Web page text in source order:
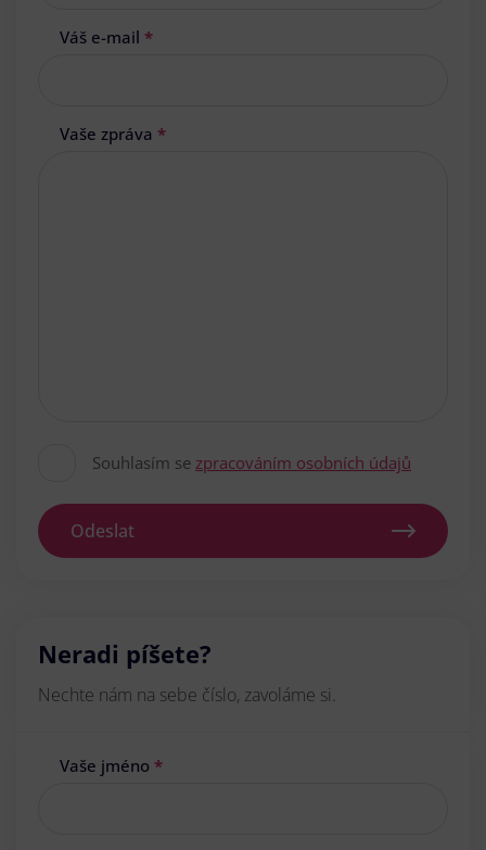
Váš e-mail *
Vaše zpráva *
Souhlasím se zpracováním osobních údajů
Odeslat
Neradi píšete?
Nechte nám na sebe číslo, zavoláme si.
Vaše jméno *